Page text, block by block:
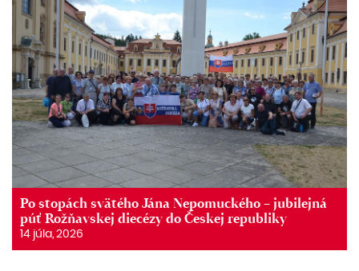
Po stopách svätého Jána Nepomuckého – jubilejná
púť Rožňavskej diecézy do Českej republiky
14 júla, 2026